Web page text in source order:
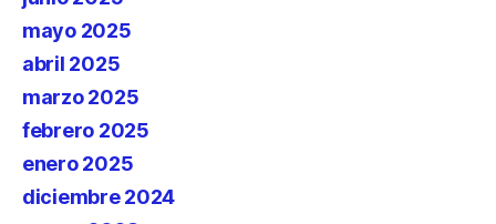
mayo 2025
abril 2025
marzo 2025
febrero 2025
enero 2025
diciembre 2024